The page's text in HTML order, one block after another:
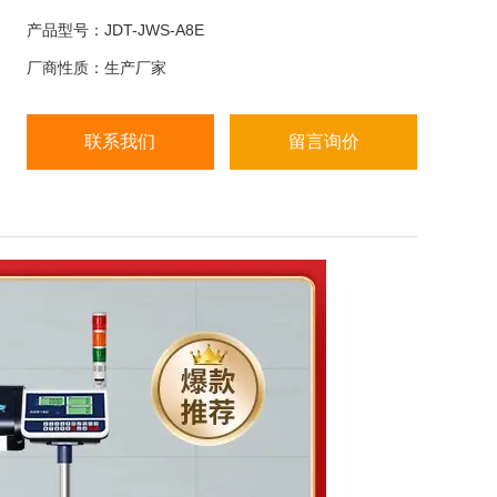
● 6V/4Ah铅酸充电电池或交流220VAC供电
● LED/LCD6位液晶显示+背光
产品型号：JDT-JWS-A8E
厂商性质：生产厂家
联系我们 留言询价